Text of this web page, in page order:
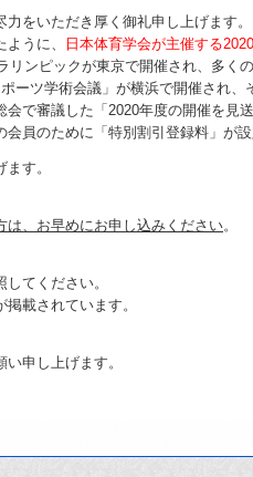
をいただき厚く御礼申し上げます。
うに、
日本体育学会が主催する
リンピックが東京で開催され、多く
ーツ学術会議」が横浜で開催され、
で審議した「2020年度の開催を見
員のために「特別割引登録料」が設
す。
は、お早めにお申し込みください。
してください。
載されています。
申し上げます。